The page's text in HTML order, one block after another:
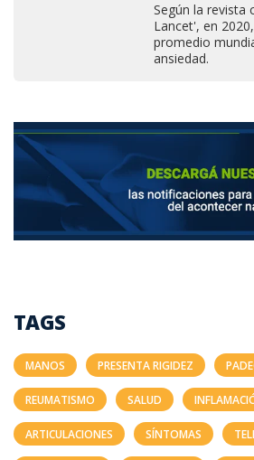
Según la revista
Lancet', en
promedio
ansiedad.
TAGS
MANOS PRESENTA RIGIDEZ
REUMATISMO SALUD
ARTICULACIONES SÍNTOMAS